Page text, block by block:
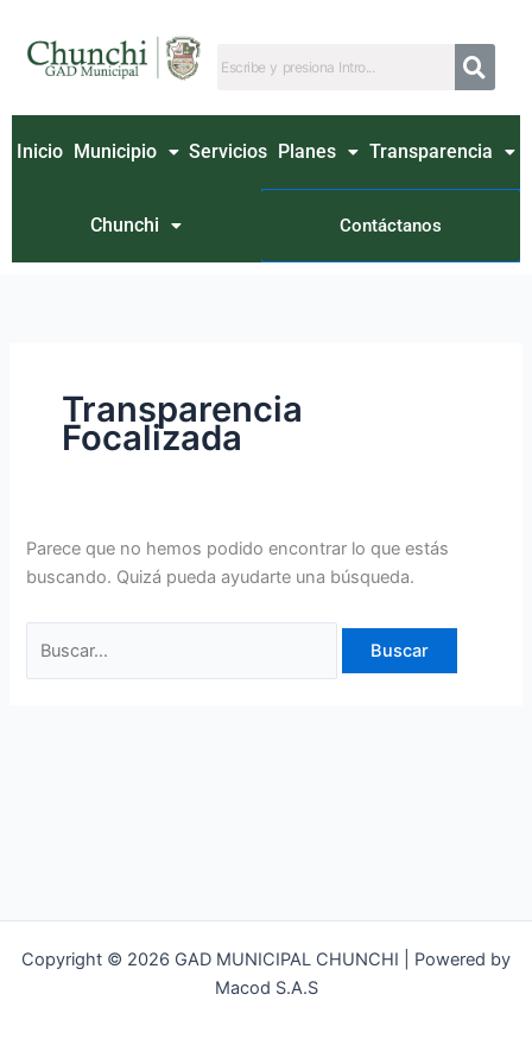
contenido
Inicio Municipio Servicios Planes Transparencia
Chunchi Contáctanos
Transparencia
Focalizada
Parece que no hemos podido encontrar lo que estás
buscando. Quizá pueda ayudarte una búsqueda.
por:
Copyright © 2026 GAD MUNICIPAL CHUNCHI | Powered by
Macod S.A.S